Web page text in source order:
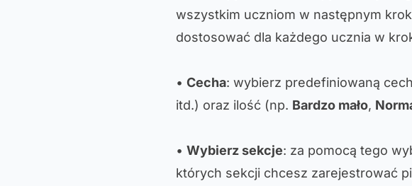
wszystkim uczniom w następnym
dostosować dla każdego ucznia w
• Cecha: wybierz predefiniowaną
itd.) oraz ilość (np. Bardzo mało,
• Wybierz sekcje: za pomocą tego
których sekcji chcesz zarejestrować